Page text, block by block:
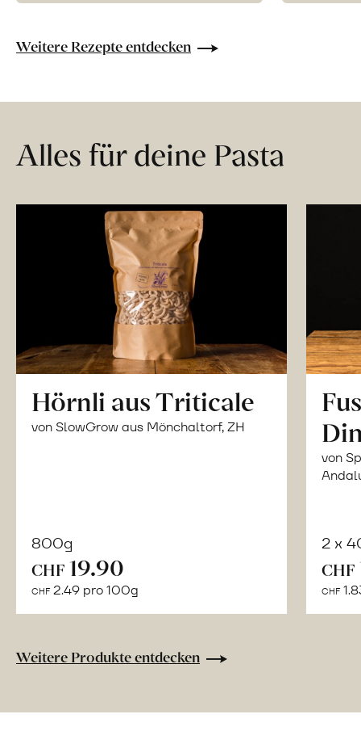
Weitere Rezepte entdecken
Alles für deine Pasta
Hörnli aus Triticale
von SlowGrow aus Mönchaltorf, ZH
800g
CHF 19.90
CHF 2.49 pro 100g
von
2 x
CHF
CHF
Weitere Produkte entdecken